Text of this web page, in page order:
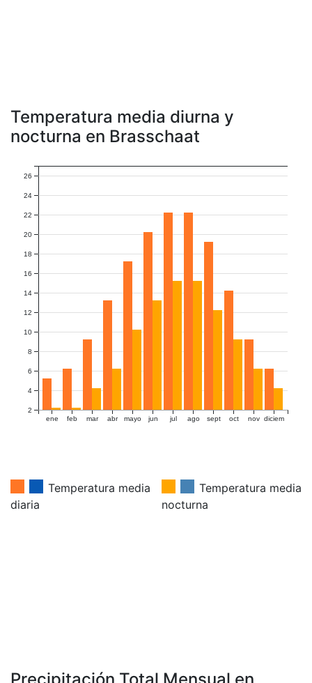
Temperatura media diurna y
nocturna en Brasschaat
ene feb mar abr mayo jun jul ago sept oct nov diciem
2
4
6
8
10
12
14
16
18
20
22
24
26
Temperatura media
diaria
Temperatura media
nocturna